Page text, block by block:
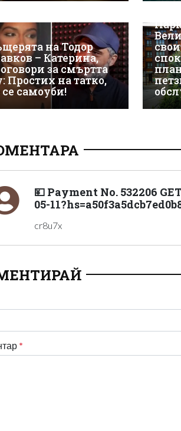
на Тодор
– Катерина,
за смъртта
Простих на татко,
се самоуби!
💴 Payment No. 532206
05-
cr8u7x
*